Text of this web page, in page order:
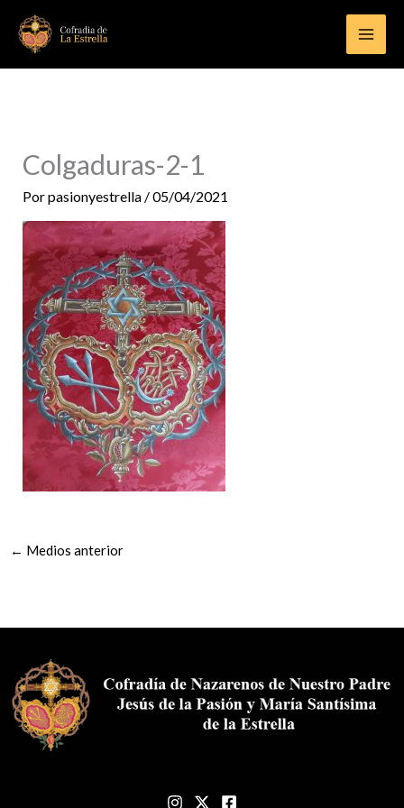
contenido
Colgaduras-2-1
Porpasionyestrella /05/04/2021
← Medios anterior